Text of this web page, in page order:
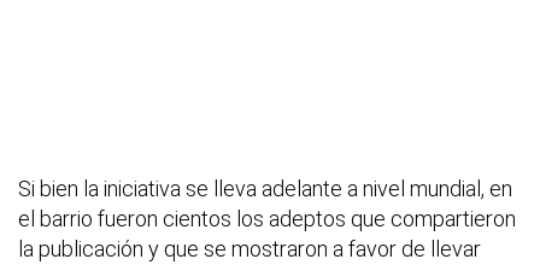
Si bien la iniciativa se lleva adelante a nivel mundial, en
el barrio fueron cientos los adeptos que compartieron
la publicación y que se mostraron a favor de llevar